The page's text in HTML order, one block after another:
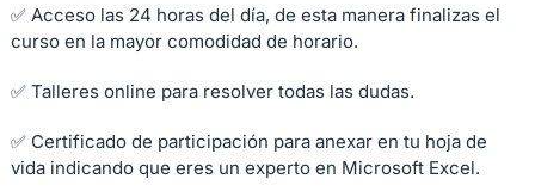
✅ Acceso las 24 horas del día, de esta manera finalizas el
curso en la mayor comodidad de horario.
✅ Talleres online para resolver todas las dudas.
✅ Certificado de participación para anexar en tu hoja de
vida indicando que eres un experto en Microsoft Excel.